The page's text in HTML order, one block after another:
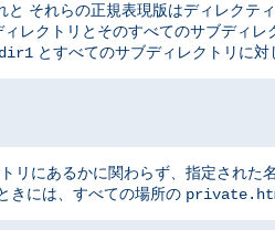
と それらの正規表現版はディレクテ
レクトリとそのすべてのサブディレ
とすべてのサブディレクトリに
リにあるかに関わらず、指定され
きには、すべての場所の